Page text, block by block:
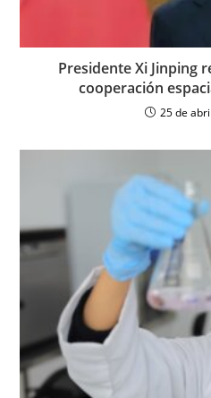
Presidente Xi Jinping
cooperación
25 de